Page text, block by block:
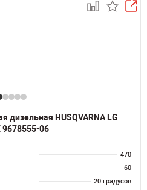
дизельная HUSQVARNA LG
9678555-06
470
60
20 градусов